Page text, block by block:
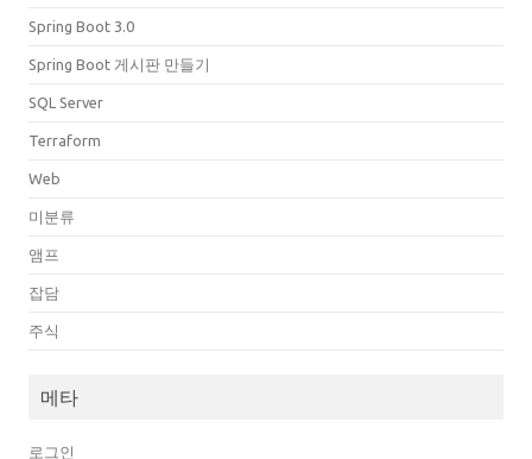
Spring Boot 3.0
Spring Boot 게시판 만들기
SQL Server
Terraform
Web
미분류
앰프
잡담
주식
메타
로그인